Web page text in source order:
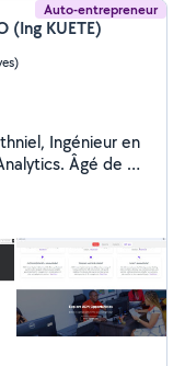
Auto-entrepreneur
(Ing KUETE)
Ingénieur en
Âgé de 26